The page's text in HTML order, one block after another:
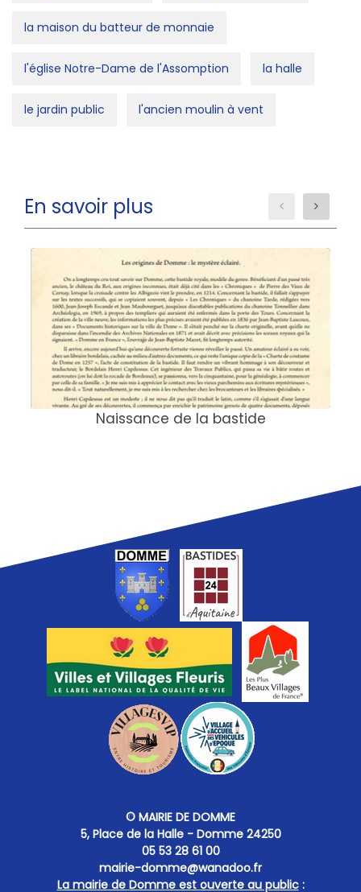
la maison du batteur de monnaie
l'église Notre-Dame de l'Assomption la halle
le jardin public l'ancien moulin à vent
En savoir plus
Naissance de la bastide
© MAIRIE DE DOMME
5, Place de la Halle - Domme 24250
05 53 28 61 00
mairie-domme@wanadoo.fr
La mairie de Domme est ouverte au public: